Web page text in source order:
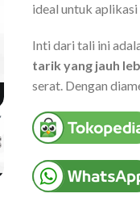
ideal untuk
Inti dari tali ini
tarik yang jauh
serat. Dengan